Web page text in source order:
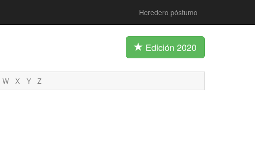
Heredero póstumo
Edición 2020
W X Y Z